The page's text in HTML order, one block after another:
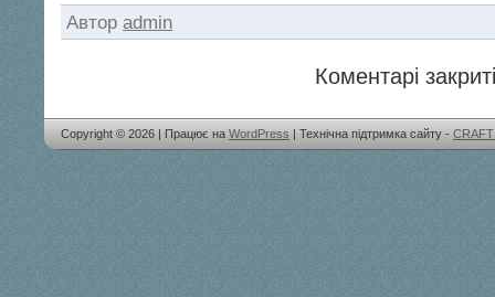
Автор admin
Коментарі
Copyright © 2026 | Працює на WordPress | Технічна підтримка сайту -